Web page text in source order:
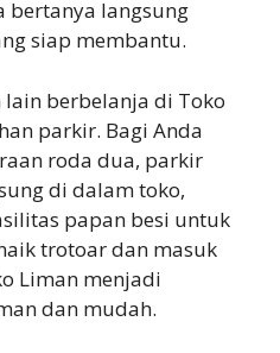
bertanya langsung
siap membantu.
berbelanja di Toko
parkir. Bagi Anda
roda dua, parkir
di dalam toko,
papan besi untuk
trotoar dan masuk
Liman menjadi
dan mudah.